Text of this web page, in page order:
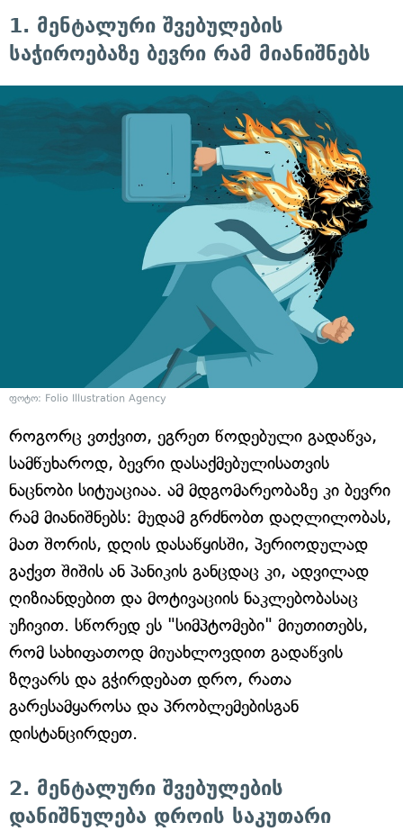
1. მენტალური შვებულების
საჭიროებაზე ბევრი რამ მიანიშნებს
ფოტო: Folio Illustration Agency
როგორც ვთქვით, ეგრეთ წოდებული გადაწვა,
სამწუხაროდ, ბევრი დასაქმებულისათვის
ნაცნობი სიტუაციაა. ამ მდგომარეობაზე კი ბევრი
რამ მიანიშნებს: მუდამ გრძნობთ დაღლილობას,
მათ შორის, დღის დასაწყისში, პერიოდულად
გაქვთ შიშის ან პანიკის განცდაც კი, ადვილად
ღიზიანდებით და მოტივაციის ნაკლებობასაც
უჩივით. სწორედ ეს "სიმპტომები" მიუთითებს,
რომ სახიფათოდ მიუახლოვდით გადაწვის
ზღვარს და გჭირდებათ დრო, რათა
გარესამყაროსა და პრობლემებისგან
დისტანცირდეთ.
2. მენტალური შვებულების
დანიშნულება დროის საკუთარი